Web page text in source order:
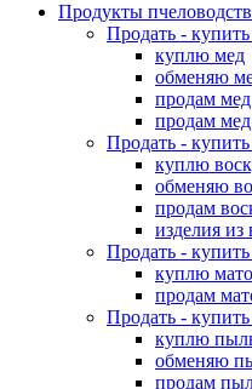
Продукты
Продать -
куплю мед
обменяю
продам мед
продам
Продать -
куплю
обменяю
продам
изделия из
Продать -
куплю
продам
Продать -
куплю
обменяю
продам